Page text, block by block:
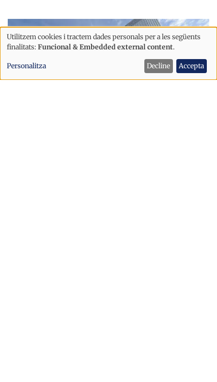
Ús
de
dades
Utilitzem cookies i tractem dades personals per a les següents
finalitats: Funcional & Embedded external content.
Personalitza Decline Accepta